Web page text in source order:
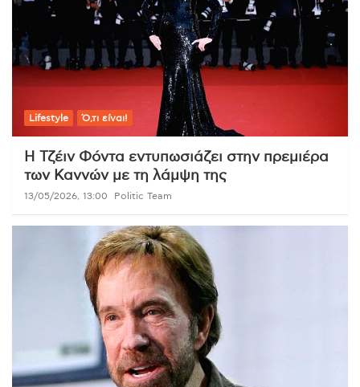
Lifestyle Ό,τι είναι!
Η Τζέιν Φόντα εντυπωσιάζει στην πρεμιέρα
των Καννών με τη λάμψη της
13/05/2026, 13:00 Politic Team